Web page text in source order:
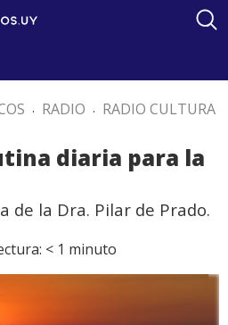
. RADIO . RADIO CULTURA
diaria para la
de la Dra. Pilar de Prado.
< 1 minuto